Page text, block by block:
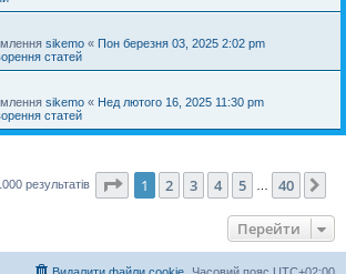
sikemo « Пон березня 03, 2025 2:02 pm
статей
sikemo « Нед лютого 16, 2025 11:30 pm
статей
результатів Сторінка 1 40
1 2 3 4 5 40
Перейти
Часовий пояс UTC+02:00
Видалити файли cookie